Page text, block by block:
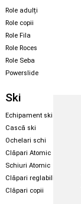
Role adulți
Role copii
Role Fila
Role Roces
Role Seba
Powerslide
Ski
Echipament ski
Cască ski
Ochelari schi
Clăpari Atomic
Schiuri Atomic
Clăpari reglabili
Clăpari copii